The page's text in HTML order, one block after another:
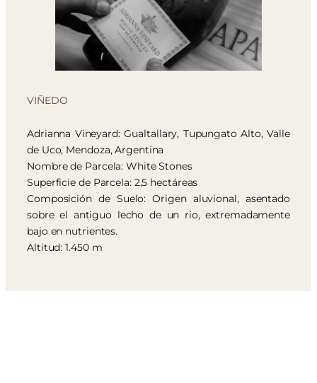
VIÑEDO
Adrianna Vineyard: Gualtallary, Tupungato Alto, Valle
de Uco, Mendoza, Argentina
Nombre de Parcela: White Stones
Superficie de Parcela: 2,5 hectáreas
Composición de Suelo: Origen aluvional, asentado
sobre el antiguo lecho de un rio, extremadamente
bajo en nutrientes.
Altitud: 1.450 m